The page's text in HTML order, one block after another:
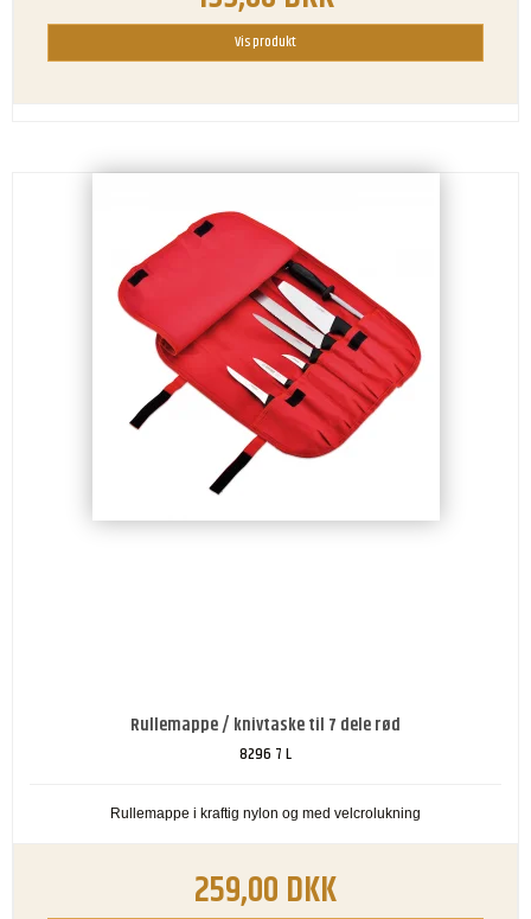
Vis produkt
Rullemappe / knivtaske til 7 dele rød
8296 7 L
Rullemappe i kraftig nylon og med velcrolukning
259,00 DKK